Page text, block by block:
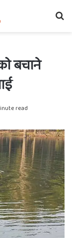
बचाने
read